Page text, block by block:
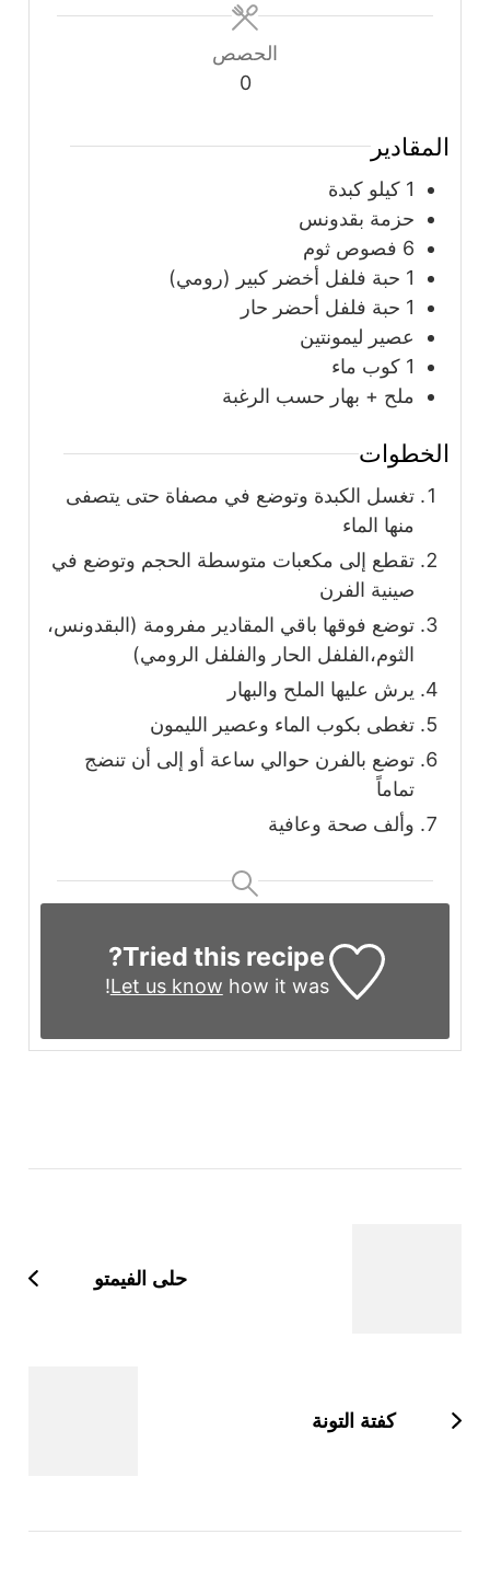
الحصص
0
المقادير
1 كيلو كبدة
حزمة بقدونس
6 فصوص ثوم
1 حبة فلفل أخضر كبير (رومي)
1 حبة فلفل أحضر حار
عصير ليمونتين
1 كوب ماء
ملح + بهار حسب الرغبة
الخطوات
تغسل الكبدة وتوضع في مصفاة حتى يتصفى
منها الماء
تقطع إلى مكعبات متوسطة الحجم وتوضع في
صينية الفرن
توضع فوقها باقي المقادير مفرومة (البقدونس،
الثوم،الفلفل الحار والفلفل الرومي)
يرش عليها الملح والبهار
تغطى بكوب الماء وعصير الليمون
توضع بالفرن حوالي ساعة أو إلى أن تنضج
تماماً
وألف صحة وعافية
Tried this recipe?
Let us know how it was!
حلى الفيمتو
كفتة التونة